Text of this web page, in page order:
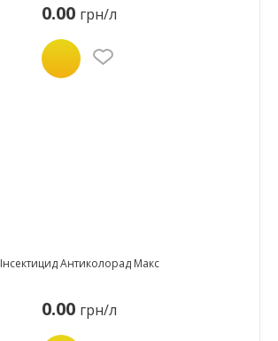
0.00 грн/л
Інсектицид Антиколорад Макс
0.00 грн/л